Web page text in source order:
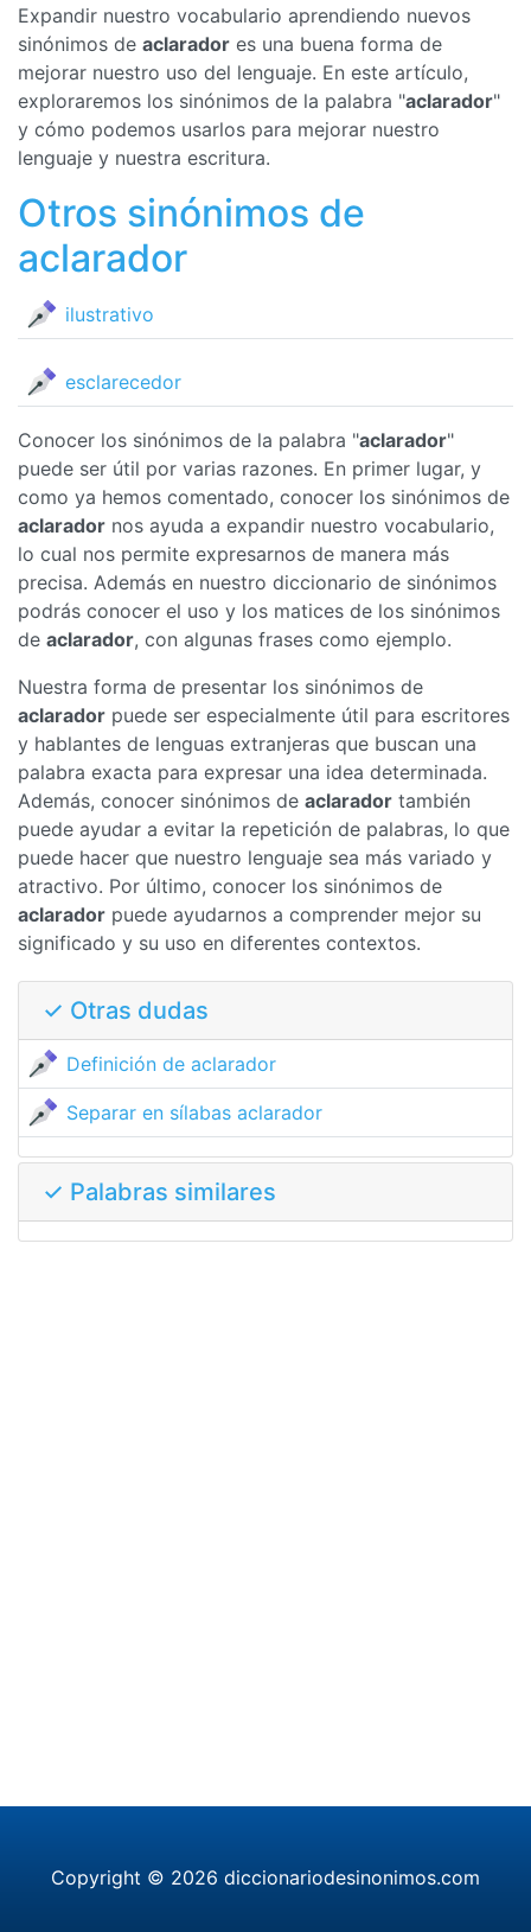
Expandir nuestro vocabulario aprendiendo nuevos
sinónimos de aclarador es una buena forma de
mejorar nuestro uso del lenguaje. En este artículo,
exploraremos los sinónimos de la palabra "aclarador"
y cómo podemos usarlos para mejorar nuestro
lenguaje y nuestra escritura.
Otros sinónimos de
aclarador
ilustrativo
esclarecedor
Conocer los sinónimos de la palabra "aclarador"
puede ser útil por varias razones. En primer lugar, y
como ya hemos comentado, conocer los sinónimos de
aclarador nos ayuda a expandir nuestro vocabulario,
lo cual nos permite expresarnos de manera más
precisa. Además en nuestro diccionario de sinónimos
podrás conocer el uso y los matices de los sinónimos
de aclarador, con algunas frases como ejemplo.
Nuestra forma de presentar los sinónimos de
aclarador puede ser especialmente útil para escritores
y hablantes de lenguas extranjeras que buscan una
palabra exacta para expresar una idea determinada.
Además, conocer sinónimos de aclarador también
puede ayudar a evitar la repetición de palabras, lo que
puede hacer que nuestro lenguaje sea más variado y
atractivo. Por último, conocer los sinónimos de
aclarador puede ayudarnos a comprender mejor su
significado y su uso en diferentes contextos.
✓ Otras dudas
Definición de aclarador
Separar en sílabas aclarador
✓ Palabras similares
Copyright © 2026 diccionariodesinonimos.com